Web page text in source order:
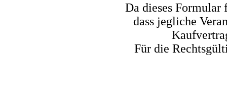
Da dieses Formular
dass jegliche
Für die